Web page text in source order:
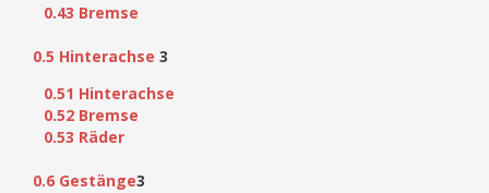
0.43 Bremse
0.5 Hinterachse 3
0.51 Hinterachse
0.52 Bremse
0.53 Räder
0.6 Gestänge3